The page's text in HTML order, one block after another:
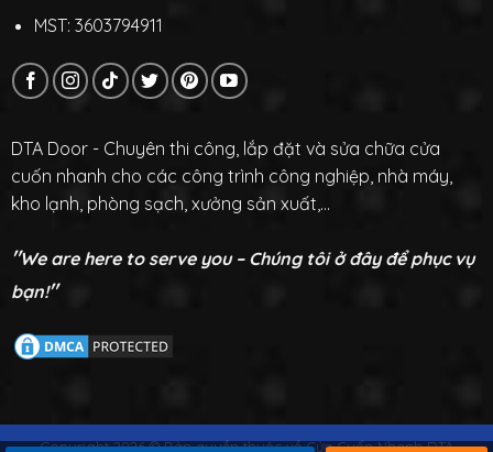
MST: 3603794911
DTA Door - Chuyên thi công, lắp đặt và sửa chữa cửa
cuốn nhanh cho các công trình công nghiệp, nhà máy,
kho lạnh, phòng sạch, xưởng sản xuất,...
"We are here to serve you – Chúng tôi ở đây để phục vụ
bạn!"
Copyright 2026 © Bản quyền thuộc về Cửa Cuốn Nhanh DTA